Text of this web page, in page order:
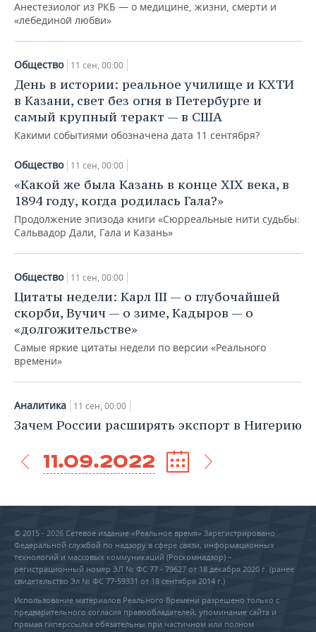
Анестезиолог из РКБ — о медицине, жизни, смерти и
«лебединой любви»
Общество 11 сен, 00:00
День в истории: реальное училище и КХТИ
в Казани, свет без огня в Петербурге и
самый крупный теракт — в США
Какими событиями обозначена дата 11 сентября?
Общество 11 сен, 00:00
«Какой же была Казань в конце ХIХ века, в
1894 году, когда родилась Гала?»
Продолжение эпизода книги «Сюрреальные нити судьбы:
Сальвадор Дали, Гала и Казань»
Общество 11 сен, 00:00
Цитаты недели: Карл III — о глубочайшей
скорби, Вучич — о зиме, Кадыров — о
«долгожительстве»
Самые яркие цитаты недели по версии «Реального
времени»
Аналитика 11 сен, 00:00
Зачем России расширять экспорт в Нигерию
11.09.2022
© 2015 - 2026 Сетевое издание «Реальное время» Зарегистрировано
Федеральной службой по надзору в сфере связи, информационных
технологий и массовых коммуникаций (Роскомнадзор) –
регистрационный номер ЭЛ № ФС 77 - 79627 от 18 декабря 2020 г. (ранее
свидетельство Эл № ФС 77-59331 от 18 сентября 2014 г.)
Использование материалов Реального Времени разрешено только с
предварительного согласия правообладателей, упоминание сайта и
прямая гиперссылка обязательны при частичном или полном